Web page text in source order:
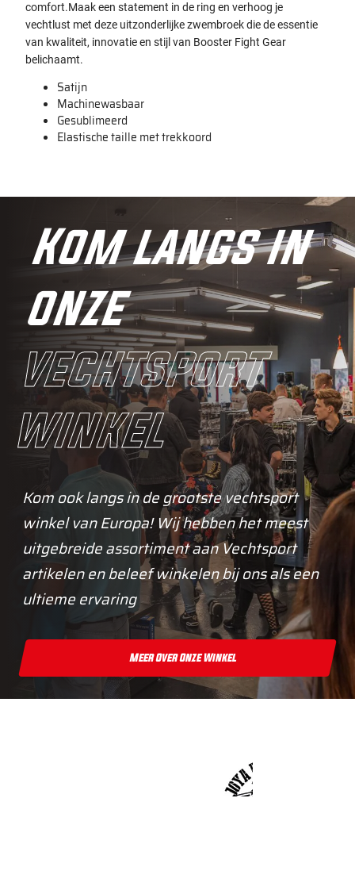
comfort.Maak een statement in de ring en verhoog je
vechtlust met deze uitzonderlijke zwembroek die de essentie
van kwaliteit, innovatie en stijl van Booster Fight Gear
belichaamt.
Satijn
Machinewasbaar
Gesublimeerd
Elastische taille met trekkoord
Kom langs in
onze
vechtsport
winkel
Kom ook langs in de grootste vechtsport
winkel van Europa! Wij hebben het meest
uitgebreide assortiment aan Vechtsport
artikelen en beleef winkelen bij ons als een
ultieme ervaring
Meer Over Onze Winkel